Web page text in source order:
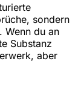
sondern
Wenn du an
Substanz
aber